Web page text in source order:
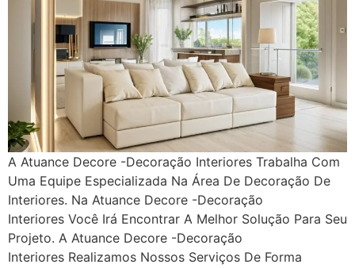
A Atuance Decore -Decoração Interiores Trabalha Com
Uma Equipe Especializada Na Área De Decoração De
Interiores. Na Atuance Decore -Decoração
Interiores Você Irá Encontrar A Melhor Solução Para Seu
Projeto. A Atuance Decore -Decoração
Interiores Realizamos Nossos Serviços De Forma